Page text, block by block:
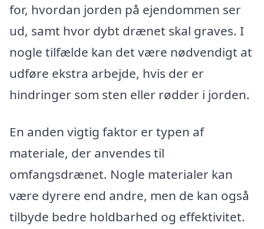
for, hvordan jorden på ejendommen ser
ud, samt hvor dybt drænet skal graves. I
nogle tilfælde kan det være nødvendigt at
udføre ekstra arbejde, hvis der er
hindringer som sten eller rødder i jorden.
En anden vigtig faktor er typen af
materiale, der anvendes til
omfangsdrænet. Nogle materialer kan
være dyrere end andre, men de kan også
tilbyde bedre holdbarhed og effektivitet.